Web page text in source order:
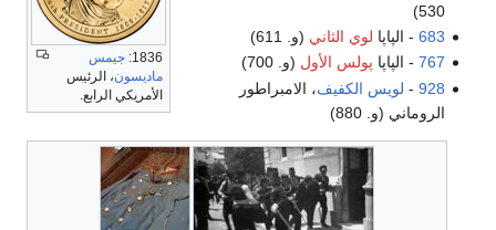
1836: جيمس
ماديسون، الرئيس
الأمريكي الرابع.
530)
683 - الپاپا لوي الثاني (و. 611)
767 - الپاپا پولس الأول (و. 700)
928
- لويس الكفيف، الامبراطور
الروماني (و. 880)